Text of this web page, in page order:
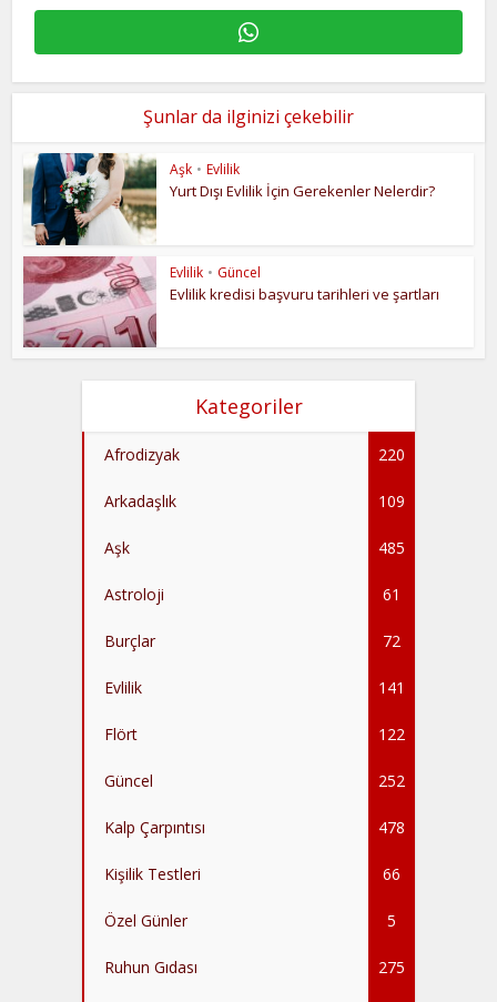
Şunlar da ilginizi çekebilir
Aşk • Evlilik
Yurt Dışı Evlilik İçin Gerekenler Nelerdir?
Evlilik • Güncel
Evlilik kredisi başvuru tarihleri ve şartları
Kategoriler
Afrodizyak 220
Arkadaşlık 109
Aşk 485
Astroloji 61
Burçlar 72
Evlilik 141
Flört 122
Güncel 252
Kalp Çarpıntısı 478
Kişilik Testleri 66
Özel Günler 5
Ruhun Gıdası 275